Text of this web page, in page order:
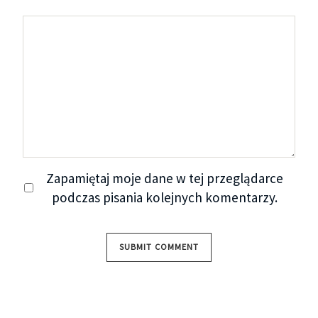
poznałam, że ani razu się nie pomyliłam. Teraz stali
puściłam do niego oko. Wtedy się uśmiechnął,
obejmując mnie w pasie. Oliwer zawarczał,
odepchnął go, uwalniając z moich objęć. Chciał coś
powiedzieć, ale powstrzymał się i ograniczył do
wybuchliśmy śmiechem. Reszta wieczoru upłynęła
równie przyjemnie. We trójkę leżeliśmy na łóżku,
Zapamiętaj moje dane w tej przeglądarce
podczas pisania kolejnych komentarzy.